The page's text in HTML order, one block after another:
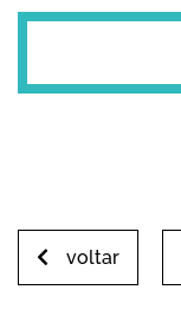
voltar